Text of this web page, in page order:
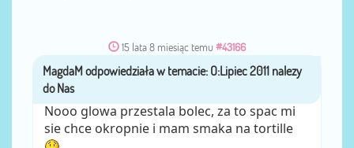
15 lata 8 miesiąc temu #43166
przezMagdaM
Nooo glowa przestala bolec, za to spac mi
sie chce okropnie i mam smaka na tortille